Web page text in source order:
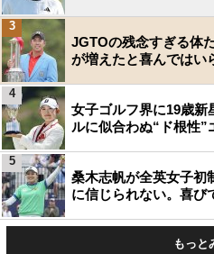
JGTOの残念すぎる体
が増えたと喜んではい
3
女子ゴルフ界に19歳新
ルに似合わぬ“ド根性”
4
桑木志帆が全英女子初
に信じられない。喜び
5
もっと